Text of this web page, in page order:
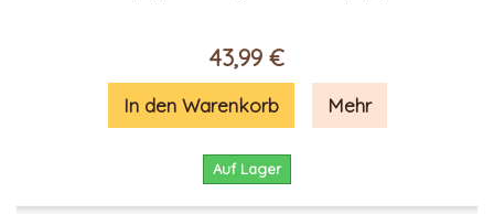
43,99 €
In den Warenkorb Mehr
Auf Lager